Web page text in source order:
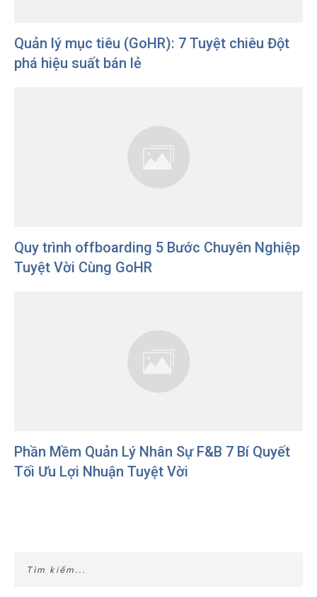
Quản lý mục tiêu (GoHR): 7 Tuyệt chiêu Đột
phá hiệu suất bán lẻ
Quy trình offboarding 5 Bước Chuyên Nghiệp
Tuyệt Vời Cùng GoHR
Phần Mềm Quản Lý Nhân Sự F&B 7 Bí Quyết
Tối Ưu Lợi Nhuận Tuyệt Vời